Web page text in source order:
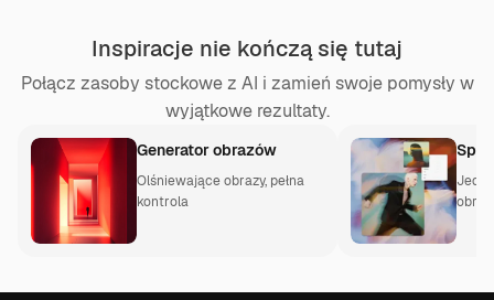
Inspiracje nie kończą się tutaj
Połącz zasoby stockowe z AI i zamień swoje pomysły w
wyjątkowe rezultaty.
Generator obrazów
Olśniewające obrazy, pełna
kontrola